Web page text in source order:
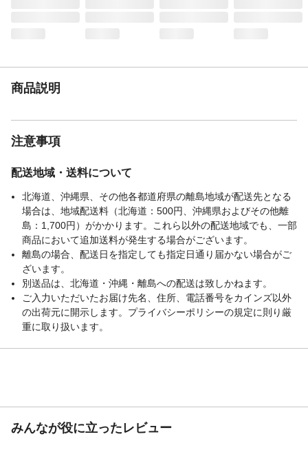
商品説明
注意事項
配送地域・送料について
北海道、沖縄県、その他各都道府県の離島地域が配送先となる
場合は、地域配送料（北海道：500円、沖縄県およびその他離
島：1,700円）がかかります。これら以外の配送地域でも、一部
商品において追加送料が発生する場合がございます。
離島の場合、配送日を指定しても指定日通り届かない場合がご
ざいます。
別送品は、北海道・沖縄・離島への配送は致しかねます。
ご入力いただいたお届け先名、住所、電話番号をカインズ以外
の出荷元に開示します。プライバシーポリシーの規定に則り厳
重に取り扱います。
みんなが役に立ったレビュー